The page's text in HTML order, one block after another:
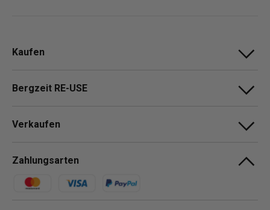
Kaufen
Bergzeit RE-USE
Verkaufen
Zahlungsarten
Zahlungsmethoden